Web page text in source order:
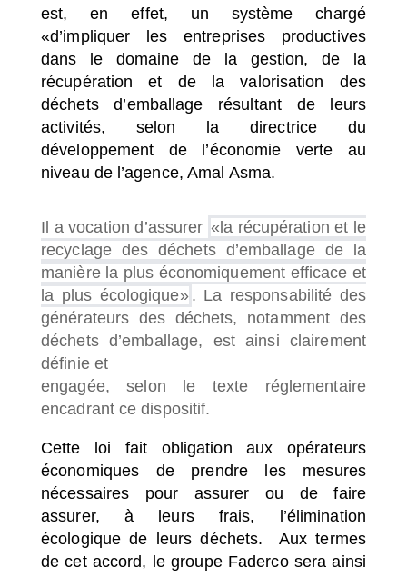
est, en effet, un système chargé
«d’impliquer les entreprises productives
dans le domaine de la gestion, de la
récupération et de la valorisation des
déchets d’emballage résultant de leurs
activités, selon la directrice du
développement de l’économie verte au
niveau de l’agence, Amal Asma.
Il a vocation d’assurer «la récupération et le
recyclage des déchets d’emballage de la
manière la plus économiquement efficace et
la plus écologique» . La responsabilité des
générateurs des déchets, notamment des
déchets d’emballage, est ainsi clairement
définie et
engagée, selon le texte réglementaire
encadrant ce dispositif.
Cette loi fait obligation aux opérateurs
économiques de prendre les mesures
nécessaires pour assurer ou de faire
assurer, à leurs frais, l’élimination
écologique de leurs déchets. Aux termes
de cet accord, le groupe Faderco sera ainsi